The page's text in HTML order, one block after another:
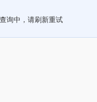
询中，请刷新重试